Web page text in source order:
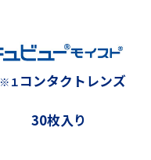
※１ コンタクトレンズ
30枚入り